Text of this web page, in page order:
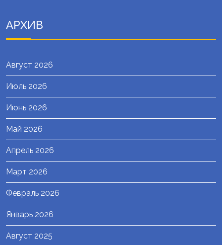
АРХИВ
Август 2026
Июль 2026
Июнь 2026
Май 2026
Апрель 2026
Март 2026
Февраль 2026
Январь 2026
Август 2025